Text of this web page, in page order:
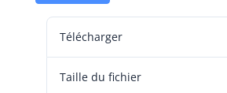
Télécharger
Taille du fichier